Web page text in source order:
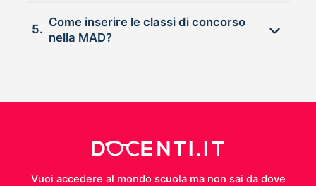
5.
Come inserire le classi di concorso
nella MAD?
Vuoi accedere al mondo scuola ma non sai da dove